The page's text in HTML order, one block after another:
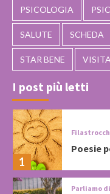
PSICOLOGIA
SALUTE SCHEDA
STAR BENE VISITA
I post più letti
1
Poesie
Parliamo